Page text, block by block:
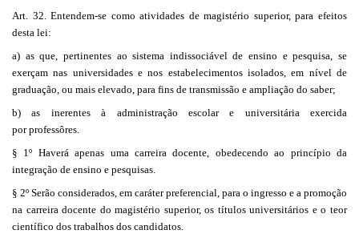
Art. 32. Entendem-se como atividades de magistério superior, para efeitos
desta lei:
a) as que, pertinentes ao sistema indissociável de ensino e pesquisa, se
exerçam nas universidades e nos estabelecimentos isolados, em nível de
graduação, ou mais elevado, para fins de transmissão e ampliação do saber;
b) as inerentes à administração escolar e universitária exercida
por professôres.
§ 1º Haverá apenas uma carreira docente, obedecendo ao princípio da
integração de ensino e pesquisas.
§ 2º Serão considerados, em caráter preferencial, para o ingresso e a promoção
na carreira docente do magistério superior, os títulos universitários e o teor
científico dos trabalhos dos candidatos.